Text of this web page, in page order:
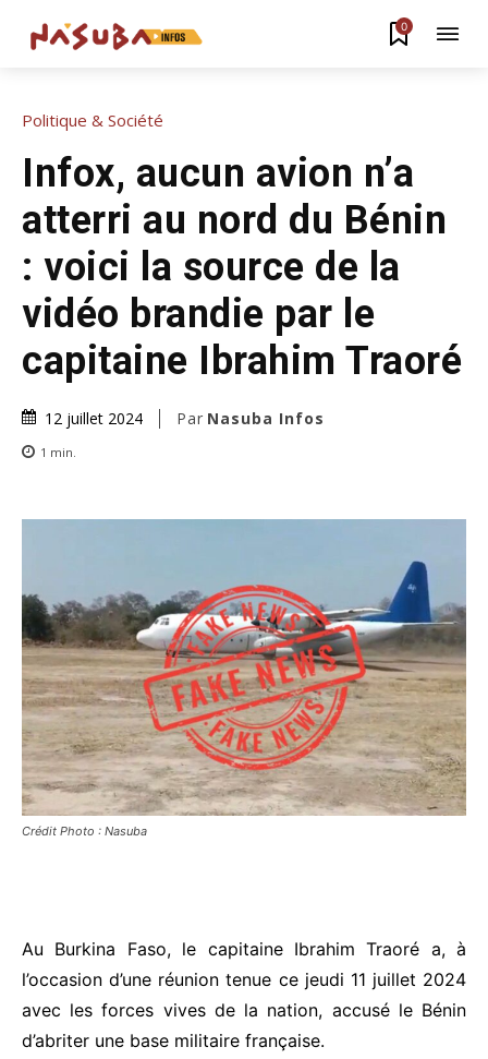
0
Politique & Société
Infox, aucun avion n’a
atterri au nord du Bénin
: voici la source de la
vidéo brandie par le
capitaine Ibrahim Traoré
12 juillet 2024 Par Nasuba Infos
1 min.
Crédit Photo : Nasuba
Au Burkina Faso, le capitaine Ibrahim Traoré a, à
l’occasion d’une réunion tenue ce jeudi 11 juillet 2024
avec les forces vives de la nation, accusé le Bénin
d’abriter une base militaire française.